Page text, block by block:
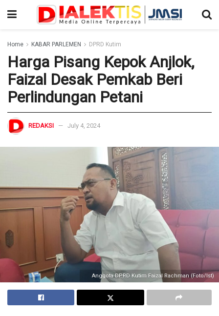
Home KABAR PARLEMEN DPRD Kutim
Harga Pisang Kepok Anjlok,
Faizal Desak Pemkab Beri
Perlindungan Petani
REDAKSI July 4, 2024
Anggota DPRD Kutim Faizal Rachman (Foto/Ist)